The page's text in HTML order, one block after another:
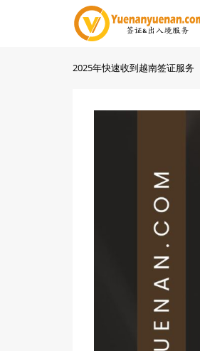
2025年快速收到越南签证服务